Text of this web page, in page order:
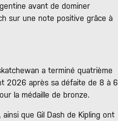
avant de dominer
sur une note positive grâce à
a terminé quatrième
2026 après sa défaite de 8 à 6
la médaille de bronze.
que Gil Dash de Kipling ont